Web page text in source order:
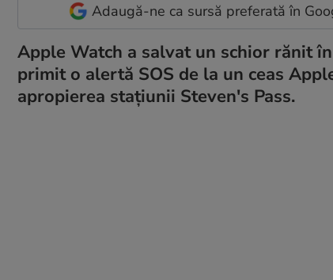
Adaugă-ne ca sursă preferată în
Apple Watch a salvat un schior rănit
primit o alertă SOS de la un ceas
apropierea stațiunii Steven's Pass.